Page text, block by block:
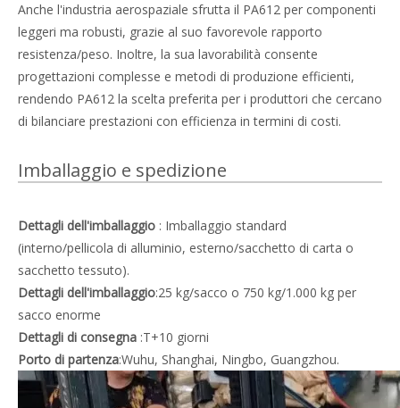
Anche l'industria aerospaziale sfrutta il PA612 per componenti
leggeri ma robusti, grazie al suo favorevole rapporto
resistenza/peso. Inoltre, la sua lavorabilità consente
progettazioni complesse e metodi di produzione efficienti,
rendendo PA612 la scelta preferita per i produttori che cercano
di bilanciare prestazioni con efficienza in termini di costi.
Imballaggio e spedizione
Dettagli dell'imballaggio : Imballaggio standard
(interno/pellicola di alluminio, esterno/sacchetto di carta o
sacchetto tessuto).
Dettagli dell'imballaggio:25 kg/sacco o 750 kg/1.000 kg per
sacco enorme
Dettagli di consegna :T+10 giorni
Porto di partenza:Wuhu, Shanghai, Ningbo, Guangzhou.